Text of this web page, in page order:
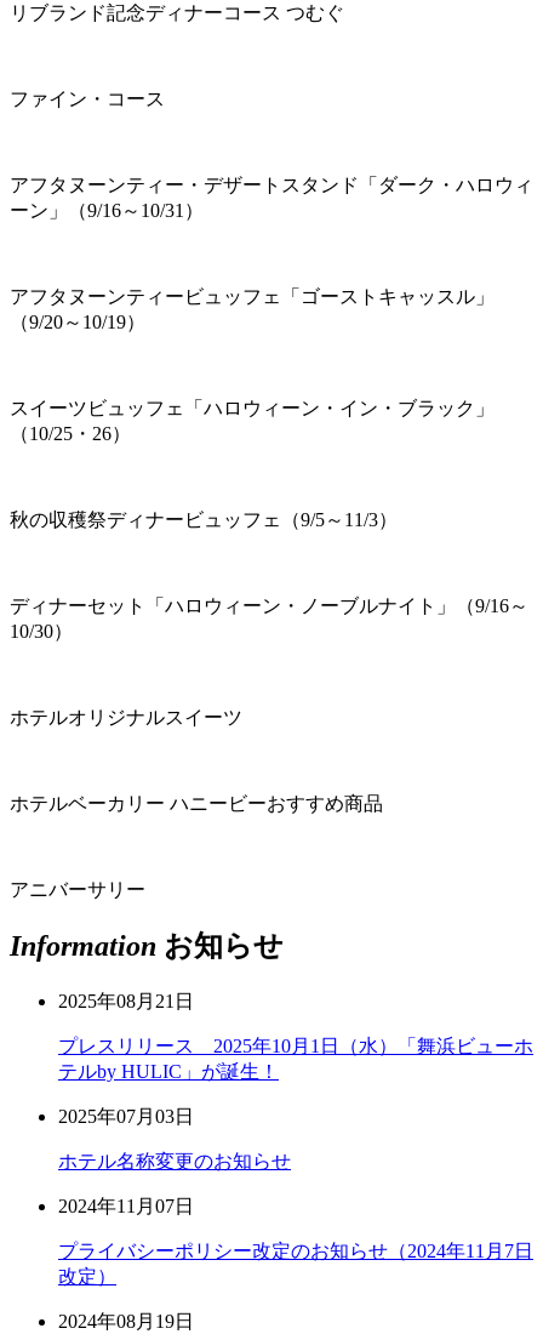
リブランド記念ディナーコース つむぐ
ファイン・コース
アフタヌーンティー・デザートスタンド「ダーク・ハロウィ
ーン」（9/16～10/31）
アフタヌーンティービュッフェ「ゴーストキャッスル」
（9/20～10/19）
スイーツビュッフェ「ハロウィーン・イン・ブラック」
（10/25・26）
秋の収穫祭ディナービュッフェ（9/5～11/3）
ディナーセット「ハロウィーン・ノーブルナイト」（9/16～
10/30）
ホテルオリジナルスイーツ
ホテルベーカリー ハニービーおすすめ商品
アニバーサリー
Information お知らせ
2025年08月21日
プレスリリース 2025年10月1日（水）「舞浜ビューホ
テルby HULIC」が誕生！
2025年07月03日
ホテル名称変更のお知らせ
2024年11月07日
プライバシーポリシー改定のお知らせ（2024年11月7日
改定）
2024年08月19日